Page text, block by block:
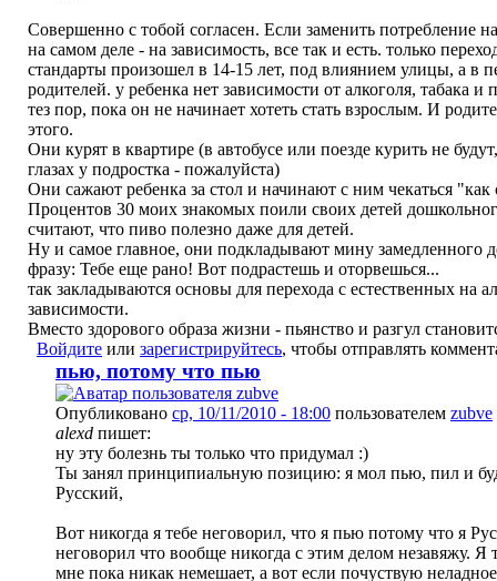
Совершенно с тобой согласен. Если заменить потребление
на самом деле - на зависимость, все так и есть. только
стандарты произошел в 14-15 лет, под влиянием улицы, а в
родителей. у ребенка нет зависимости от алкоголя, табака и
тез пор, пока он не начинает хотеть стать взрослым. И
этого.
Они курят в квартире (в автобусе или поезде курить не
глазах у подростка - пожалуйста)
Они сажают ребенка за стол и начинают с ним чекаться
Процентов 30 моих знакомых поили своих детей
считают, что пиво полезно даже для детей.
Ну и самое главное, они подкладывают мину замедленного
фразу: Тебе еще рано! Вот подрастешь и оторвешься...
так закладываются основы для перехода с естественных на
зависимости.
Вместо здорового образа жизни - пьянство и разгул
Войдите или зарегистрируйтесь, чтобы отправлять
пью, потому что пью
Опубликовано ср, 10/11/2010 - 18:00 пользователем zubve
alexd пишет:
ну эту болезнь ты только что придумал :)
Ты занял принципиальную позицию: я мол пью, пил и
Русский,
Вот никогда я тебе неговорил, что я пью потому что я
неговорил что вообще никогда с этим делом незавяжу. Я
мне пока никак немешает, а вот если почуствую